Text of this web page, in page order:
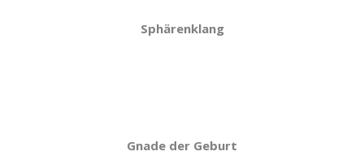
Sphärenklang
Gnade der Geburt